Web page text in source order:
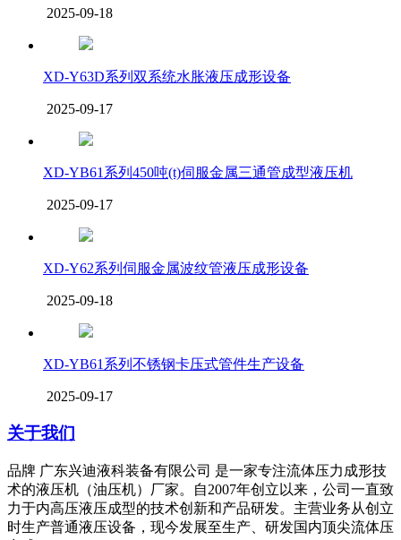
2025-09-18
XD-Y63D系列双系统水胀液压成形设备
2025-09-17
XD-YB61系列450吨(t)伺服金属三通管成型液压机
2025-09-17
XD-Y62系列伺服金属波纹管液压成形设备
2025-09-18
XD-YB61系列不锈钢卡压式管件生产设备
2025-09-17
关于我们
品牌 广东兴迪液科装备有限公司 是一家专注流体压力成形技
术的液压机（油压机）厂家。自2007年创立以来，公司一直致
力于内高压液压成型的技术创新和产品研发。主营业务从创立
时生产普通液压设备，现今发展至生产、研发国内顶尖流体压